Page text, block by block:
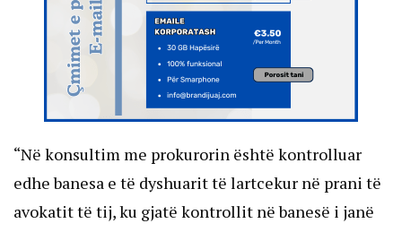
“Në konsultim me prokurorin është kontrolluar
edhe banesa e të dyshuarit të lartcekur në prani të
avokatit të tij, ku gjatë kontrollit në banesë i janë